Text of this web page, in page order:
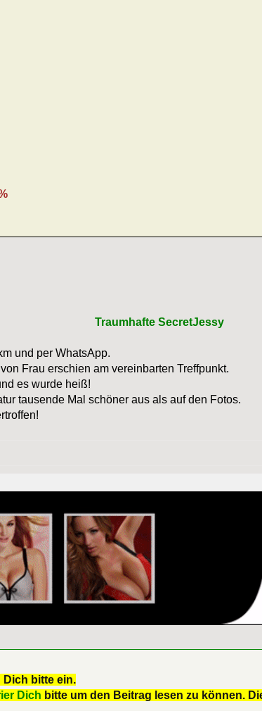
Traumhafte SecretJessy
und per WhatsApp.
Frau erschien am vereinbarten Treffpunkt.
es wurde heiß!
tausende Mal schöner aus als auf den Fotos.
Dich bitte ein.
Dich bitte um den Beitrag lesen zu können.